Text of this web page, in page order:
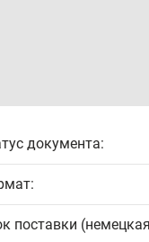
документа:
поставки